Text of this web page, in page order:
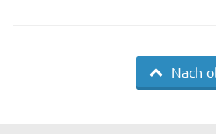
Nach